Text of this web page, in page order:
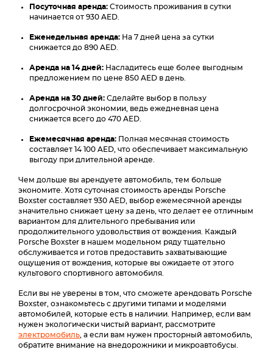
Посуточная аренда: Стоимость проживания в сутки
начинается от 930 AED.
Еженедельная аренда: На 7 дней цена за сутки
снижается до 890 AED.
Аренда на 14 дней: Насладитесь еще более выгодным
предложением по цене 850 AED в день.
Аренда на 30 дней: Сделайте выбор в пользу
долгосрочной экономии, ведь ежедневная цена
снижается всего до 470 AED.
Ежемесячная аренда: Полная месячная стоимость
составляет 14 100 AED, что обеспечивает максимальную
выгоду при длительной аренде.
Чем дольше вы арендуете автомобиль, тем больше
экономите. Хотя суточная стоимость аренды Porsche
Boxster составляет 930 AED, выбор ежемесячной аренды
значительно снижает цену за день, что делает ее отличным
вариантом для длительного пребывания или
продолжительного удовольствия от вождения. Каждый
Porsche Boxster в нашем модельном ряду тщательно
обслуживается и готов предоставить захватывающие
ощущения от вождения, которые вы ожидаете от этого
культового спортивного автомобиля.
Если вы не уверены в том, что сможете арендовать Porsche
Boxster, ознакомьтесь с другими типами и моделями
автомобилей, которые есть в наличии. Например, если вам
нужен экологически чистый вариант, рассмотрите
электромобиль , а если вам нужен просторный автомобиль,
обратите внимание на внедорожники и микроавтобусы.